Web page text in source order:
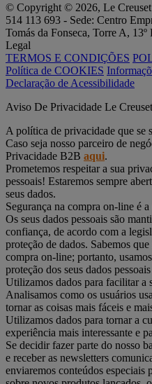
© Copyright © 2026, Le
514 113 693 - Sede: Centro
Tomás da Fonseca, Torre A,
Legal
TERMOS E CONDIÇÕES
Política de COOKIES
Declaração de Acessibilidade
Aviso De Privacidade Le Creuset
A política de privacidade que se
Caso seja nosso parceiro de
Privacidade B2B aqui.
Prometemos respeitar a sua
pessoais! Estaremos sempre
seus dados.
Segurança na compra on-line é
Os seus dados pessoais são
confiança, de acordo com a
proteção de dados. Sabemos
compra on-line; portanto,
proteção dos seus dados
Utilizamos dados para facilitar a
Analisamos como os usuários
tornar as coisas mais fáceis e
Utilizamos dados para tornar a
experiência mais interessante e
Se decidir fazer parte do nosso
e receber as newsletters
enviaremos conteúdos especiais